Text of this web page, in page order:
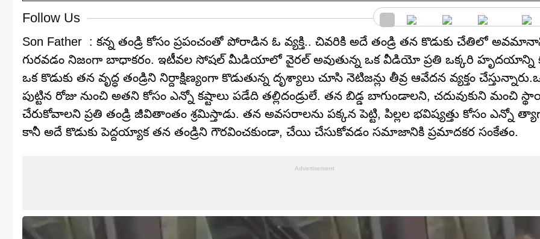
Follow Us
Son Father : కన్న తండ్రి కోసం ప్రపంచంతో పోరాడిన ఓ వ్యక్తి.. చివరికి అదే తండ్రి తన కొడుకు చేతిలో
గురవడం నిజంగా బాధాకరం. ఇటీవల సోషల్ మీడియాలో వైరల్ అవుతున్న ఒక వీడియో ప్రతి ఒక్కరి హృదయాన్ని
ఒక కొడుకు తన వృద్ధ తండ్రిని నిర్దాక్షిణ్యంగా కొడుతున్న దృశ్యాలు చూసి నెటిజన్లు తీవ్ర ఆవేదన వ్యక్తం
పుట్టిన రోజు నుంచి అతని కోసం ఎన్నో కష్టాలు పడేది తల్లిదండ్రులే. తన బిడ్డ బాగుండాలని, చదువుకుని మంచి
చేరుకోవాలని ప్రతి తండ్రి జీవితాంతం శ్రమిస్తాడు. తన అవసరాలను పక్కన పెట్టి, పిల్లల భవిష్యత్తు కోసం ఎన్నో
కానీ అదే కొడుకు పెద్దయ్యాక తన తండ్రిని గౌరవించకుండా, చేయి చేసుకోవడం సమాజానికి ప్రమాదకర సంకేతం.